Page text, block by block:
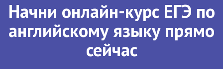
Начни онлайн-курс ЕГЭ по
английскому языку прямо
сейчас